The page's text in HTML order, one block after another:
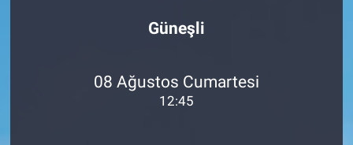
Güneşli
08 Ağustos Cumartesi
12:45